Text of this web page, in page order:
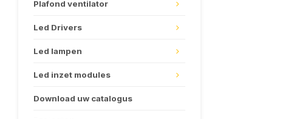
Plafond ventilator
Led Drivers
Led lampen
Led inzet modules
Download uw catalogus